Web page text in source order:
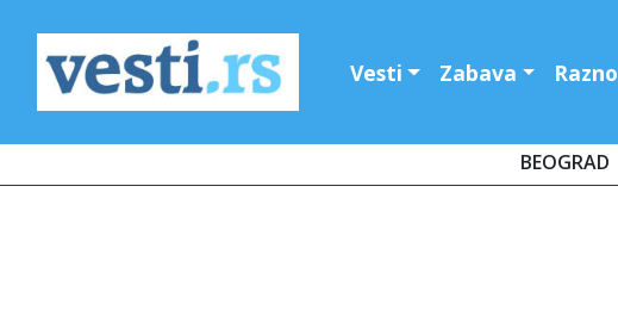
Vesti Zabava Razno
BEOGRAD